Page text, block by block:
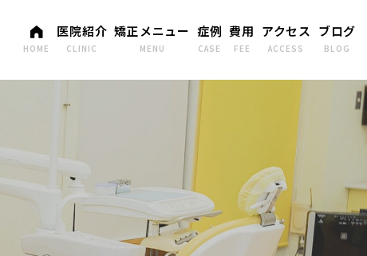
HOME
医院紹介
CLINIC
羽島院紹介
矯正メニュー
MENU
メリット
矯正の種類
小児矯正
症例
CASE
1本抜歯の症例
2本抜歯の症例
3本抜歯の症例
費用
FEE
アクセス
ACCESS
ブログ
BLOG